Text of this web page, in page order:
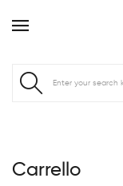
Carrello